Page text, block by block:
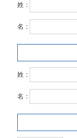
姓：
名：
姓：
名：